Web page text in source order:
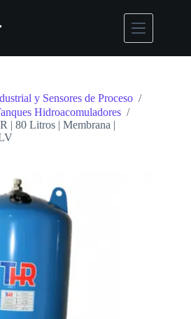
y Sensores de Proceso /
Hidroacomuladores /
| 80 Litros | Membrana |